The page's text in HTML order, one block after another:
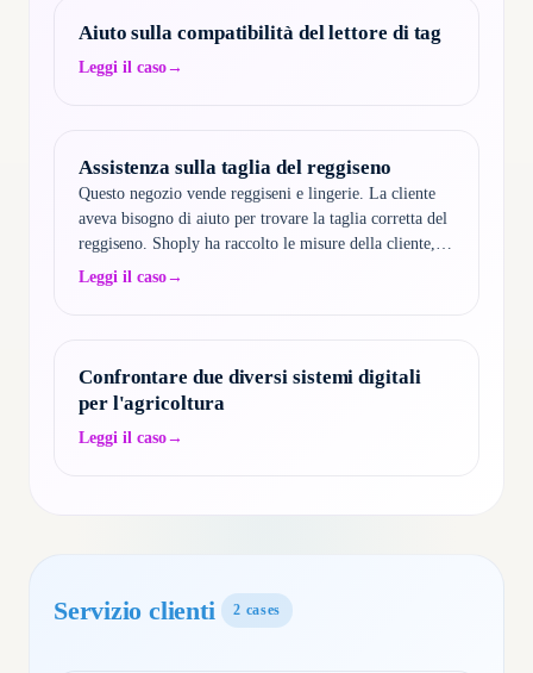
Aiuto sulla compatibilità del lettore di tag
Leggi il caso→
Assistenza sulla taglia del reggiseno
Questo negozio vende reggiseni e lingerie. La cliente
aveva bisogno di aiuto per trovare la taglia corretta del
reggiseno. Shoply ha raccolto le misure della cliente,
spiegato il sistema di taglie, fornito indicazioni
Leggi il caso→
Confrontare due diversi sistemi digitali
per l'agricoltura
Leggi il caso→
Servizio clienti 2 cases